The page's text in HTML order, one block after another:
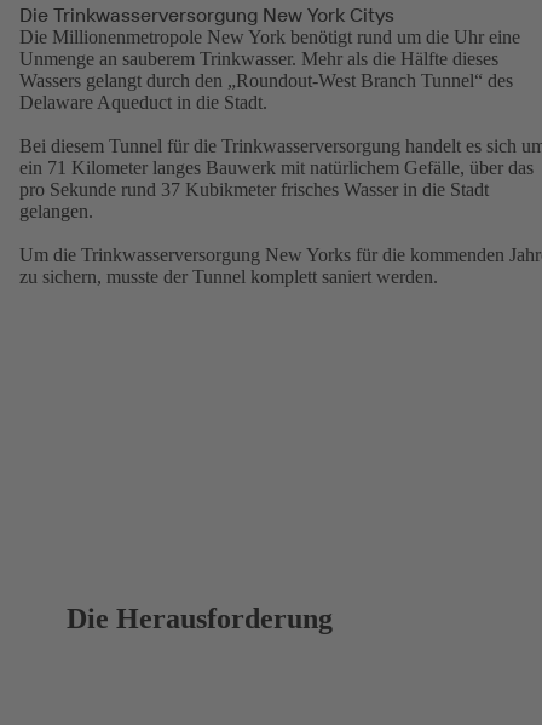
Die Trinkwasserversorgung New York Citys
Die Millionenmetropole New York benötigt rund um die Uhr eine
Unmenge an sauberem Trinkwasser. Mehr als die Hälfte dieses
Wassers gelangt durch den „Roundout-West Branch Tunnel“ des
Delaware Aqueduct in die Stadt.
Bei diesem Tunnel für die Trinkwasserversorgung handelt es sich
ein 71 Kilometer langes Bauwerk mit natürlichem Gefälle, über das
pro Sekunde rund 37 Kubikmeter frisches Wasser in die Stadt
gelangen.
Um die Trinkwasserversorgung New Yorks für die kommenden
zu sichern, musste der Tunnel komplett saniert werden.
Die Herausforderung